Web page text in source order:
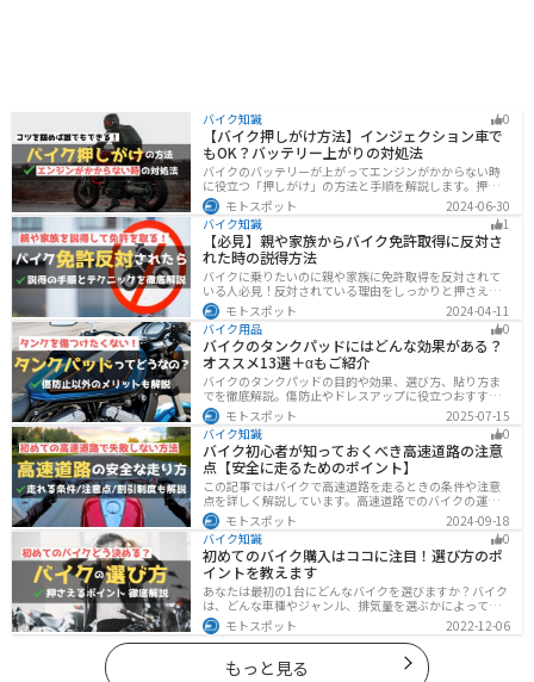
バイク知識 0
【バイク押しがけ方法】インジェクション車で
もOK？バッテリー上がりの対処法
バイクのバッテリーが上がってエンジンがかからない時
に役立つ「押しがけ」の方法と手順を解説します。押し
がけができるバイクとできないバイクがあるので、自分
のバイクができるのか確認しておきましょう。
モトスポット
2024-06-30
バイク知識
1
【必見】親や家族からバイク免許取得に反対さ
れた時の説得方法
バイクに乗りたいのに親や家族に免許取得を反対されて
いる人必見！反対されている理由をしっかりと押さえて
おけば相手に理解してもらえます。無闇に説得するので
はなく、誠意を持って対応することが大切です。この記
事では理由や説得の手順、テクニックをまとめました。
モトスポット
2024-04-11
バイク用品
0
バイクのタンクパッドにはどんな効果がある？
オススメ13選＋αもご紹介
バイクのタンクパッドの目的や効果、選び方、貼り方ま
でを徹底解説。傷防止やドレスアップに役立つおすすめ
アイテムも紹介。初心者にも分かりやすい内容で、タン
クパッド選びに迷っている方に最適な情報をお届けしま
す。
モトスポット
2025-07-15
バイク知識
0
バイク初心者が知っておくべき高速道路の注意
点【安全に走るためのポイント】
この記事ではバイクで高速道路を走るときの条件や注意
点を詳しく解説しています。高速道路でのバイクの運転
に不安を感じていませんか？実は安全に運転するには、
走行条件や注意点を正しく理解することが大切です。高
速道路でも安全にバイクの運転を楽しむ方法を紹介しま
す！
モトスポット
2024-09-18
バイク知識
0
初めてのバイク購入はココに注目！選び方のポ
イントを教えます
あなたは最初の1台にどんなバイクを選びますか？バイク
は、どんな車種やジャンル、排気量を選ぶかによって今
後の楽しみ方が大きく変わるものなので、初めての愛車
選びはとても重要です。この記事ではそんなバイク選び
のオススメポイントをお伝えします。
モトスポット 2022-12-06
もっと見る